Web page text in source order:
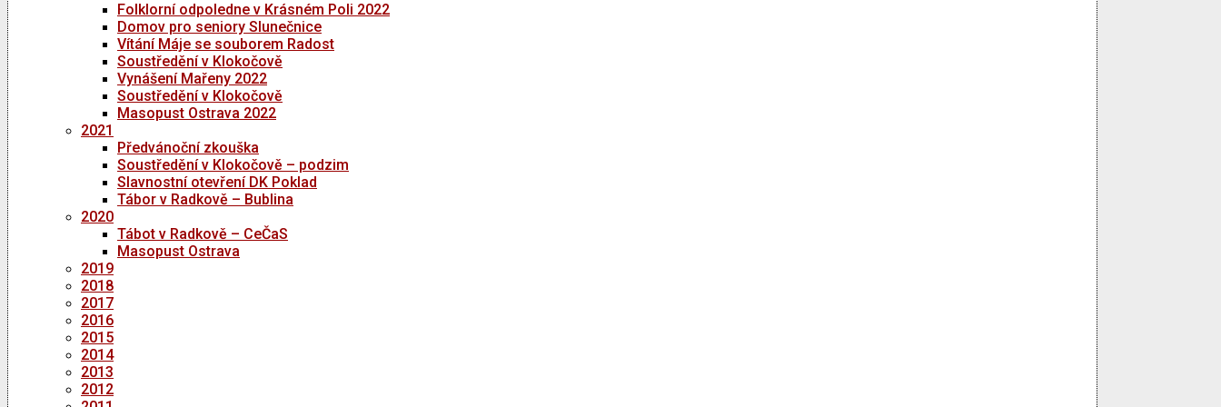
Folklorní odpoledne v Krásném Poli 2022
Domov pro seniory Slunečnice
Vítání Máje se souborem Radost
Soustředění v Klokočově
Vynášení Mařeny 2022
Soustředění v Klokočově
Masopust Ostrava 2022
2021
Předvánoční zkouška
Soustředění v Klokočově – podzim
Slavnostní otevření DK Poklad
Tábor v Radkově – Bublina
2020
Tábot v Radkově – CeČaS
Masopust Ostrava
2019
2018
2017
2016
2015
2014
2013
2012